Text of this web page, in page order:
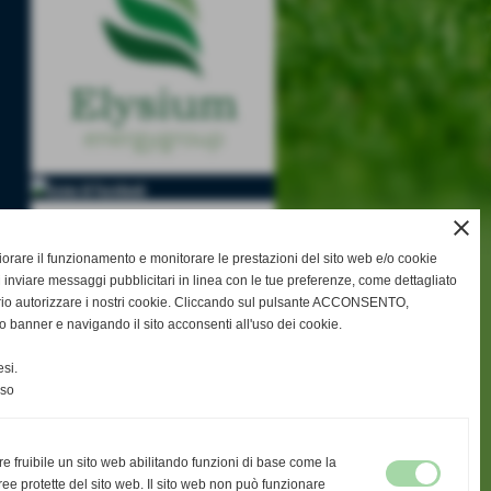
close
il funzionamento e monitorare le prestazioni del sito web e/o cookie
messaggi pubblicitari in linea con le tue preferenze, come dettagliato
autorizzare i nostri cookie. Cliccando sul pulsante ACCONSENTO,
banner e navigando il sito acconsenti all'uso dei cookie.
fruibile un sito web abilitando funzioni di base come la
protette del sito web. Il sito web non può funzionare